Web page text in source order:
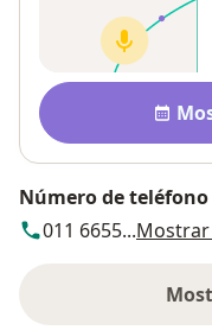
Disponibilidad
Número de teléfono
011 6655...